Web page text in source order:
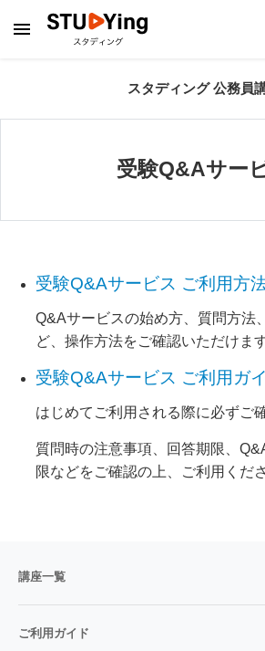
スタディング 公務員
受験Q&Aサー
受験Q&Aサービス ご利用方
Q&Aサービスの始め方、質問方法
ど、操作方法をご確認いただけます
受験Q&Aサービス ご利用ガ
はじめてご利用される際に必ずご
質問時の注意事項、回答期限、
限などをご確認の上、ご利用くださ
講座一覧
ご利用ガイド